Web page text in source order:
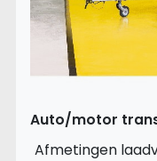
Auto/motor
Afmetingen